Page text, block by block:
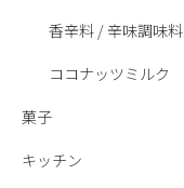
香辛料 / 辛味調味料
ココナッツミルク
菓子
キッチン